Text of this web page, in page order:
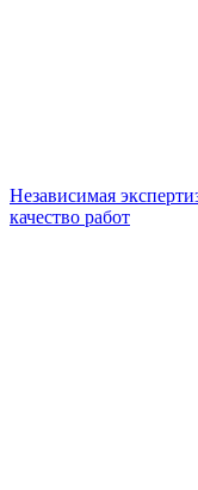
Независимая
качество работ